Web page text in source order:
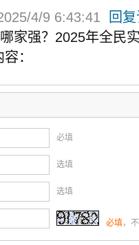
4/9 6:43:41
回
家强？2025年全民
：
必填
选填
选填
必填，